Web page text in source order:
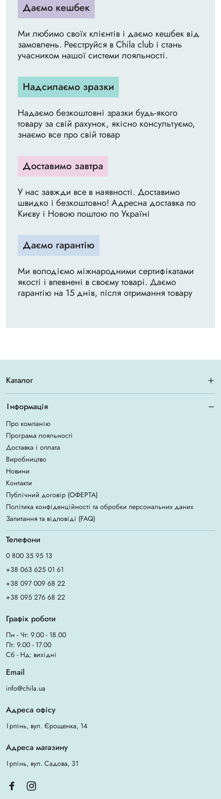
Даємо кешбек
Ми любимо своїх клієнтів і даємо кешбек від
замовлень. Реєструйся в Chila club і стань
учасником нашої системи лояльності.
Надсилаємо зразки
Надаємо безкоштовні зразки будь-якого
товару за свій рахунок, якісно консультуємо,
знаємо все про свій товар
Доставимо завтра
У нас завжди все в наявності. Доставимо
швидко і безкоштовно! Адресна доставка по
Києву і Новою поштою по Україні
Даємо гарантію
Ми володіємо міжнародними сертифікатами
якості і впевнені в своєму товарі. Даємо
гарантію на 15 днів, після отримання товару
Каталог
Інформація
Про компанію
Програма лояльності
Доставка і оплата
Виробництво
Новини
Контакти
Публічний договір (ОФЕРТА)
Політика конфіденційності та обробки персональних даних
Запитання та відповіді (FAQ)
Телефони
0 800 35 95 13
+38 063 625 01 61
+38 097 009 68 22
+38 095 276 68 22
Графік роботи
Пн - Чт: 9.00 - 18.00
Пт: 9.00 - 17.00
Сб - Нд: вихідні
Email
info@chila.ua
Адреса офісу
Ірпінь, вул. Єрощенка, 14
Адреса магазину
Ірпінь, вул. Садова, 31